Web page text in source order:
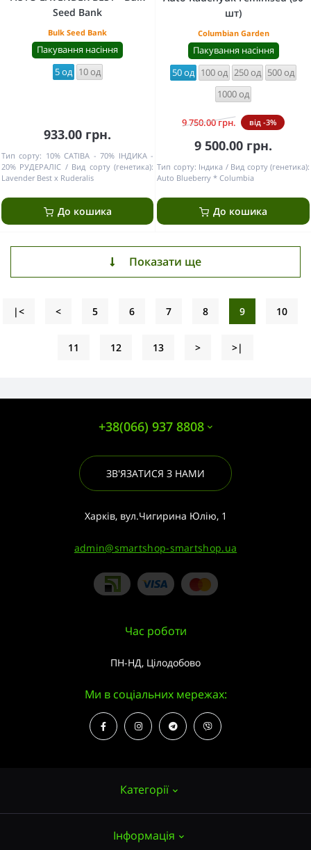
Seed Bank
Bulk Seed Bank
Пакування насіння
5 од 10 од
933.00 грн.
Тип сорту: 10% САТІВА - 70% ІНДИКА -
20% РУДЕРАЛІС
Вид сорту (генетика):
Lavender Best x Ruderalis
До кошика
шт)
Columbian Garden
Пакування насіння
50 од 100 од 250 од 500 од
1000 од
9 750.00 грн. від -3%
9 500.00 грн.
Тип сорту: Індика
Вид сорту (генетика):
Auto Blueberry * Columbia
До кошика
Показати ще
|< < 5 6 7 8 9 10
11 12 13 > >|
+38(066) 937 8808
ЗВ'ЯЗАТИСЯ З НАМИ
Харків, вул.Чигирина Юлію, 1
admin@smartshop-smartshop.ua
Категорії
Інформація
Час роботи
ПН-НД, Цілодобово
Ми в соціальних мережах: